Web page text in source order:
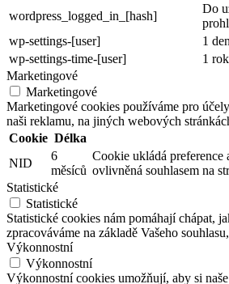
wordpress_logged_in_[hash]
Do
wp-settings-[user]
1 den
wp-settings-time-[user]
1 rok
Marketingové
Marketingové
Marketingové cookies používáme pro
naši reklamu, na jiných webových
Cookie Délka
NID
6
měsíců
Cookie ukládá preference
ovlivněná souhlasem na
Statistické
Statistické
Statistické cookies nám pomáhají chápat,
zpracováváme na základě Vašeho
Výkonnostní
Výkonnostní
Výkonnostní cookies umožňují, aby si